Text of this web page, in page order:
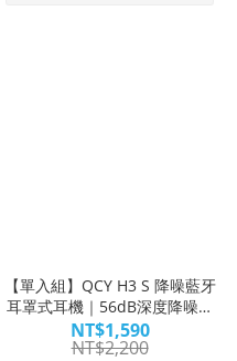
【單入組】QCY H3 S 降噪藍牙
耳罩式耳機｜56dB深度降噪・
Hi-Res音質｜WitsPer智選家
NT$1,590
NT$2,200